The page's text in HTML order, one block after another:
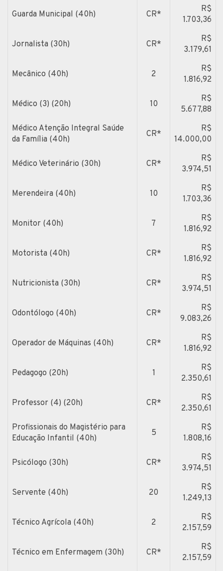
Guarda Municipal (40h) CR*
R$
1.703,36
Jornalista (30h) CR*
R$
3.179,61
Mecânico (40h) 2
R$
1.816,92
Médico (3) (20h) 10
R$
5.677,88
Médico Atenção Integral Saúde
da Família (40h)
CR*
R$
14.000,00
Médico Veterinário (30h) CR*
R$
3.974,51
Merendeira (40h) 10
R$
1.703,36
Monitor (40h) 7
R$
1.816,92
Motorista (40h) CR*
R$
1.816,92
Nutricionista (30h) CR*
R$
3.974,51
Odontólogo (40h) CR*
R$
9.083,26
Operador de Máquinas (40h) CR*
R$
1.816,92
Pedagogo (20h) 1
R$
2.350,61
Professor (4) (20h) CR*
R$
2.350,61
Profissionais do Magistério para
Educação Infantil (40h)
5
R$
1.808,16
Psicólogo (30h) CR*
R$
3.974,51
Servente (40h) 20
R$
1.249,13
Técnico Agrícola (40h) 2
R$
2.157,59
Técnico em Enfermagem (30h) CR*
R$
2.157,59